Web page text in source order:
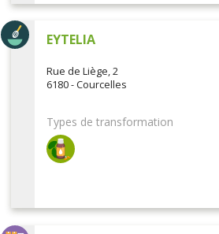
EYTELIA
Rue de Liège, 2
6180 - Courcelles
Types de transformation